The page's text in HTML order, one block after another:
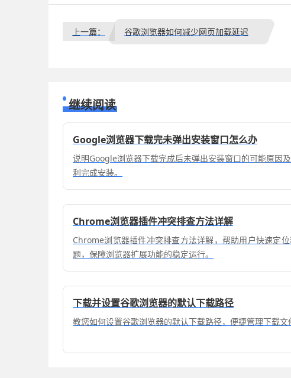
上一篇： 谷歌浏览器如何减少网页加载延迟
继续阅读
Google浏览器下载完未弹出安装窗口怎么办
说明Google浏览器下载完成后未弹出安装窗口的可能原因
利完成安装。
Chrome浏览器插件冲突排查方法详解
Chrome浏览器插件冲突排查方法详解，帮助用户快速定
题，保障浏览器扩展功能的稳定运行。
下载并设置谷歌浏览器的默认下载路径
教您如何设置谷歌浏览器的默认下载路径，便捷管理下载文